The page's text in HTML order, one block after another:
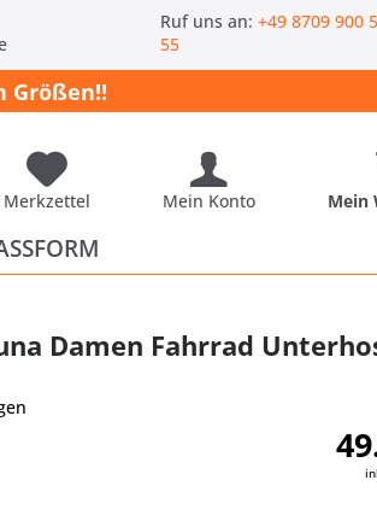
Ruf uns an:+49 8709 900
55
Größen!!
Merkzettel Mein Konto Mein
Damen Fahrrad